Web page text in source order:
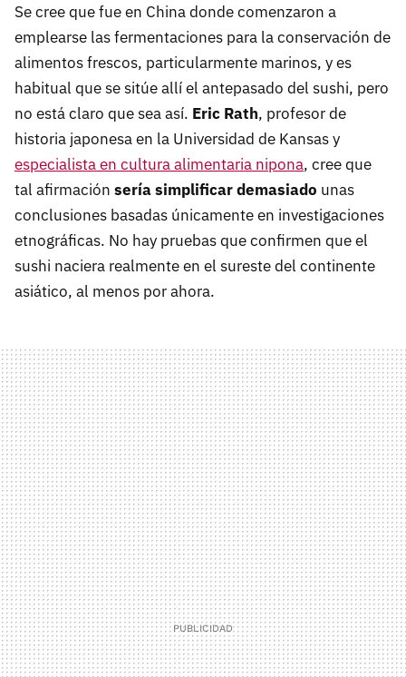
Se cree que fue en China donde comenzaron a
emplearse las fermentaciones para la conservación de
alimentos frescos, particularmente marinos, y es
habitual que se sitúe allí el antepasado del sushi, pero
no está claro que sea así. Eric Rath, profesor de
historia japonesa en la Universidad de Kansas y
especialista en cultura alimentaria nipona, cree que
tal afirmación sería simplificar demasiado unas
conclusiones basadas únicamente en investigaciones
etnográficas. No hay pruebas que confirmen que el
sushi naciera realmente en el sureste del continente
asiático, al menos por ahora.